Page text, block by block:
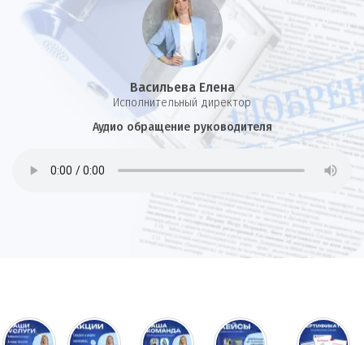
Васильева Елена
И сполнительный директор
Аудио обращение руководителя